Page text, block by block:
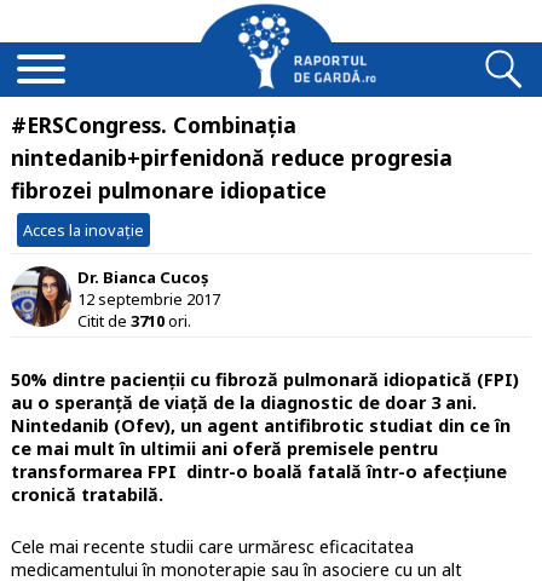
#ERSCongress. Combinația
nintedanib+pirfenidonă reduce progresia
fibrozei pulmonare idiopatice
Acces la inovație
Dr. Bianca Cucoș
12 septembrie 2017
Citit de 3710ori.
50% dintre pacienții cu fibroză pulmonară idiopatică (FPI)
au o speranță de viață de la diagnostic de doar 3 ani.
Nintedanib (Ofev), un agent antifibrotic studiat din ce în
ce mai mult în ultimii ani oferă premisele pentru
transformarea FPI dintr-o boală fatală într-o afecțiune
cronică tratabilă.
Cele mai recente studii care urmăresc eficacitatea
medicamentului în monoterapie sau în asociere cu un alt